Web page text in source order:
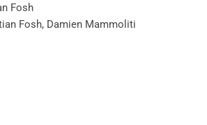
Fosh
Fosh, Damien Mammoliti